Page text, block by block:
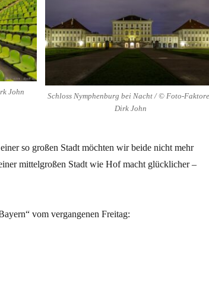
John
Schloss Nymphenburg bei Nacht / © Foto-
Dirk John
so großen Stadt möchten wir beide nicht mehr
mittelgroßen Stadt wie Hof macht glücklicher –
vom vergangenen Freitag: